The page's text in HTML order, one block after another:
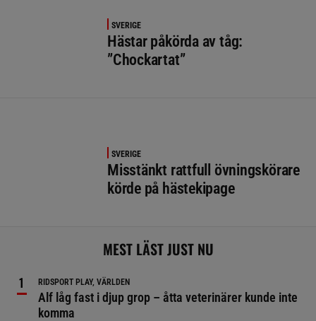
SVERIGE
Hästar påkörda av tåg:
”Chockartat”
SVERIGE
Misstänkt rattfull övningskörare
körde på hästekipage
MEST LÄST JUST NU
RIDSPORT PLAY, VÄRLDEN
Alf låg fast i djup grop – åtta veterinärer kunde inte
komma